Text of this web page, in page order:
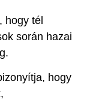
hogy tél
során hazai
hogy